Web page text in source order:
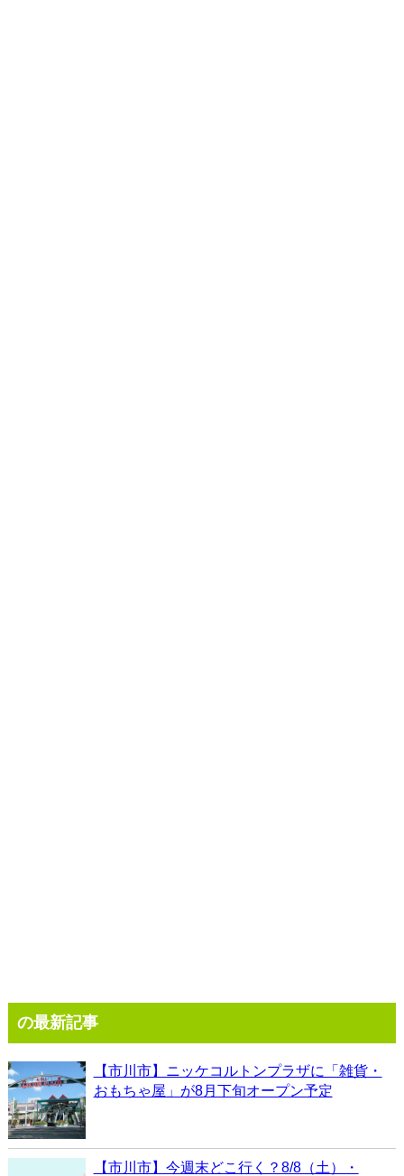
の最新記事
【市川市】ニッケコルトンプラザに「雑貨・
おもちゃ屋」が8月下旬オープン予定
【市川市】今週末どこ行く？8/8（土）・